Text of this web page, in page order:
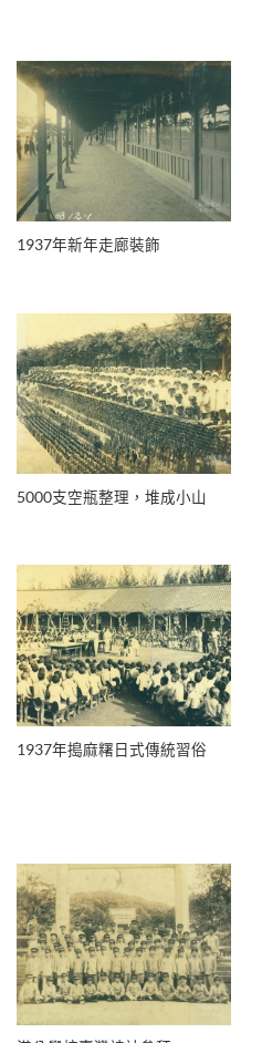
1937年新年走廊裝飾
5000支空瓶整理，堆成小山
1937年搗麻糬日式傳統習俗